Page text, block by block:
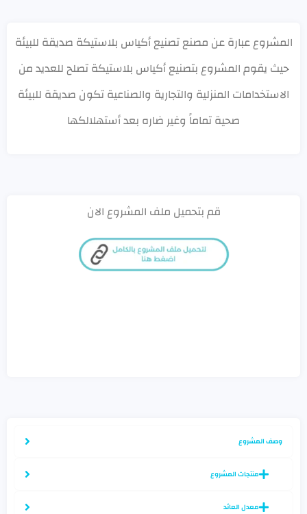
المشروع عبارة عن مصنع تصنيع أكياس بلاستيكة صديقة للبيئة
حيث يقوم المشروع بتصنيع أكياس بلاستيكة تصلح للعديد من
الاستخدامات المنزلية والتجارية والصناعية تكون صديقة للبيئة
صحية تماماً وغير ضاره بعد أستهلالكها
قم بتحميل ملف المشروع الان
وصف المشروع
منتجات المشروع
معدل العائد